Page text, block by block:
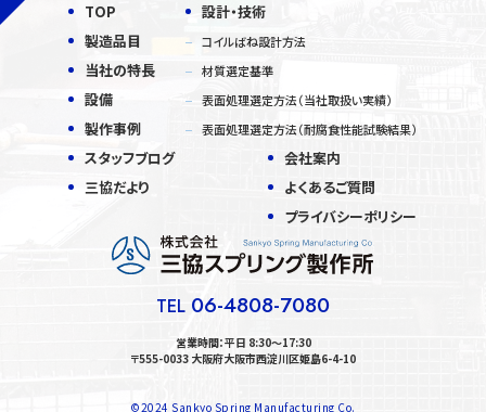
TEL 06-4808-7080
営業時間：平日 8:30〜17:30
〒555-0033 大阪府大阪市西淀川区姫島6-4-10
TOP
製造品目
当社の特長
設備
製作事例
設計・技術
コイルばね設計方法
材質選定基準
表面処理選定方法（当社取扱い実績）
表面処理選定方法（耐腐食性能試験結果）
スタッフブログ
三協だより
会社案内
よくあるご質問
プライバシーポリシー
©2024 Sankyo Spring Manufacturing Co.